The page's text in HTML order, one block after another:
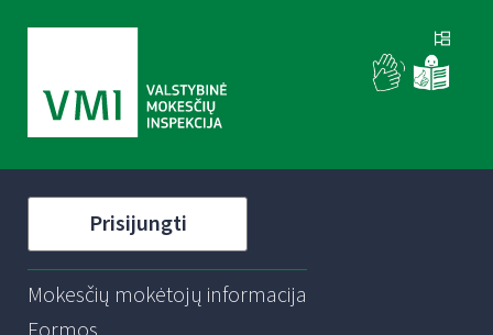
Prisijungti
Mokesčių mokėtojų informacija